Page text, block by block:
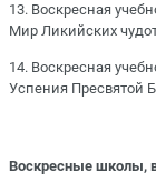
13. Воскресная
Мир Ликийских
14. Воскресная
Успения Пресвятой
Воскресные школы,